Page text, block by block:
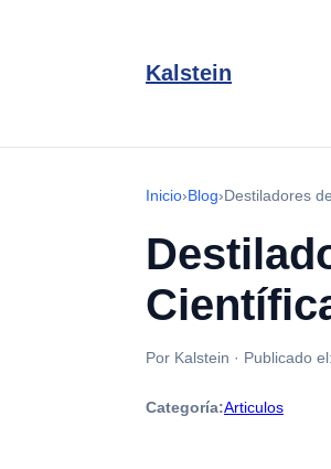
Kalstein
Inicio›Blog›Destiladores
Por Kalstein · Publicado el:
Categoría:Articulos